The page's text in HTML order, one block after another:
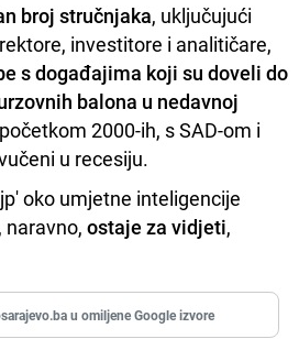
broj stručnjaka, uključujući
investitore i analitičare,
s događajima koji su doveli do
balona u nedavnoj
2000-ih, s SAD-om i
u recesiju.
oko umjetne inteligencije
ostaje za vidjeti,
u omiljene Google izvore